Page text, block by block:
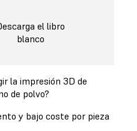
el libro
blanco
la impresión 3D de
de polvo?
y bajo coste por pieza